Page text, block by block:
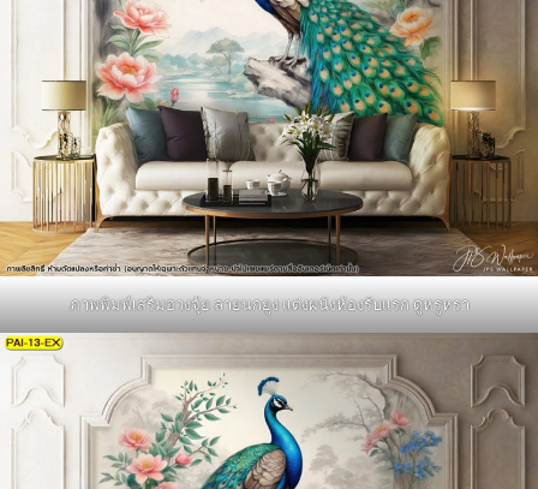
ภาพพิมพ์เสริมฮวงจุ้ย ลายนกยูง แต่งผนังห้องรับแรก ดูหรูหรา